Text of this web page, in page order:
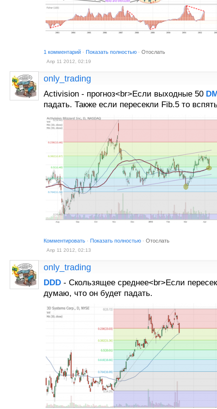
1 комментарий · Показать полностью · Отослать
Апр 11 2012, 02:19
only_trading
Activision - прогноз<br>Если выходные 50
падать. Также если пересекли Fib.5 то
Комментировать · Показать полностью · Отослать
Апр 11 2012, 02:13
only_trading
DDD - Скользящее среднее<br>Если
думаю, что он будет падать.